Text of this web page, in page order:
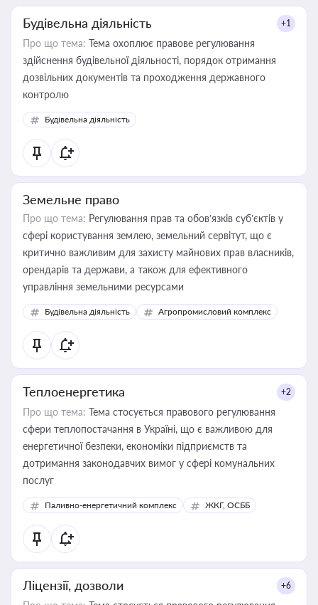
Будівельна діяльність +1
Про що тема: Тема охоплює правове регулювання
здійснення будівельної діяльності, порядок отримання
дозвільних документів та проходження державного
контролю
Будівельна діяльність
Земельне право
Про що тема: Регулювання прав та обов’язків суб’єктів у
сфері користування землею, земельний сервітут, що є
критично важливим для захисту майнових прав власників,
орендарів та держави, а також для ефективного
управління земельними ресурсами
Будівельна діяльність Агропромисловий комплекс
Теплоенергетика +2
Про що тема: Тема стосується правового регулювання
сфери теплопостачання в Україні, що є важливою для
енергетичної безпеки, економіки підприємств та
дотримання законодавчих вимог у сфері комунальних
послуг
Паливно-енергетичний комплекс ЖКГ, ОСББ
Ліцензії, дозволи +6